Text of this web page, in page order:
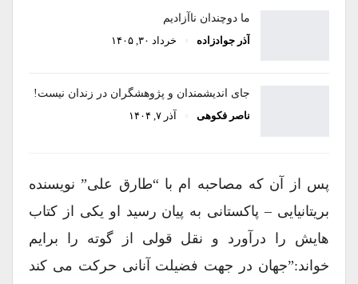
ما دوچندان ناآزادیم
آذر جوادزاده
خرداد ۳۰, ۱۴۰۵
جای اندیشمندان و پژوهشگران در زندان نیست!
ناصر فکوهی
آذر ۷, ۱۴۰۴
پس از آن که مصاحبه ام با “طارق علی” نویسنده
بریتانیایی – پاکستانی به پیان رسید او یکی از کتاب
هایش را درآورد و نقل قولی از گوته را برایم
خواند:”جهان در جهت فضیلت آنانی حرکت می کند